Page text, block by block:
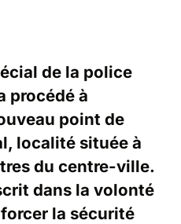
de la police
procédé à
point de
localité située à
du centre-ville.
dans la volonté
la sécurité